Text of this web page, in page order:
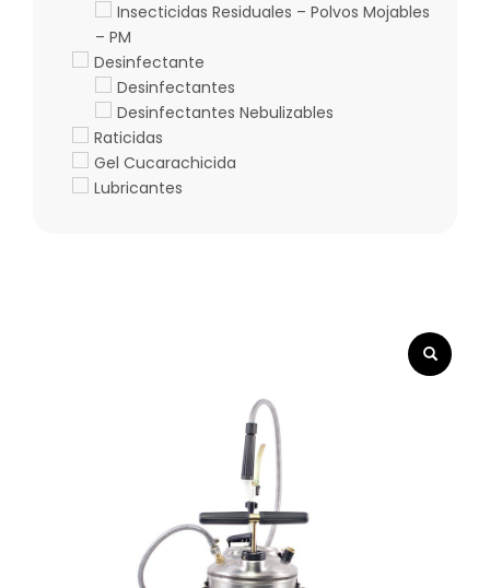
Insecticidas Residuales – Polvos Mojables
– PM
Desinfectante
Desinfectantes
Desinfectantes Nebulizables
Raticidas
Gel Cucarachicida
Lubricantes